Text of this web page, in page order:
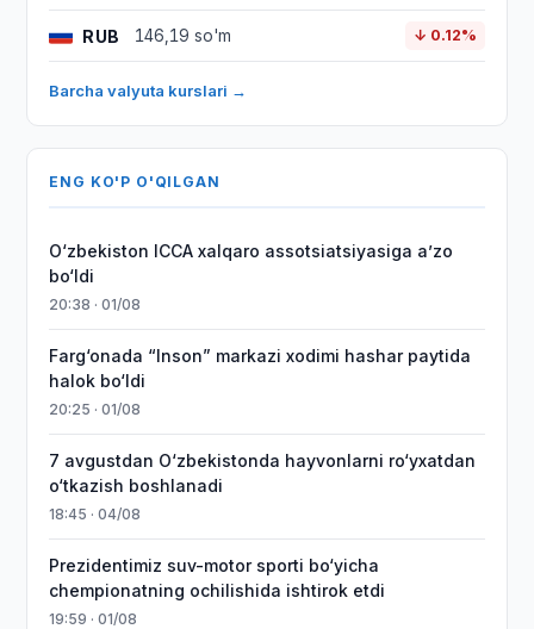
RUB 146,19 so'm ↓ 0.12%
Barcha valyuta kurslari →
ENG KO'P O'QILGAN
O‘zbekiston ICCA xalqaro assotsiatsiyasiga aʼzo
bo‘ldi
20:38 · 01/08
Farg‘onada “Inson” markazi xodimi hashar paytida
halok bo‘ldi
20:25 · 01/08
7 avgustdan O‘zbekistonda hayvonlarni ro‘yxatdan
o‘tkazish boshlanadi
18:45 · 04/08
Prezidentimiz suv-motor sporti bo‘yicha
chempionatning ochilishida ishtirok etdi
19:59 · 01/08